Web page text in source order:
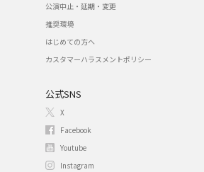
公演中止・延期・変更
推奨環境
はじめての方へ
カスタマーハラスメントポリシー
公式SNS
X
Facebook
Youtube
Instagram